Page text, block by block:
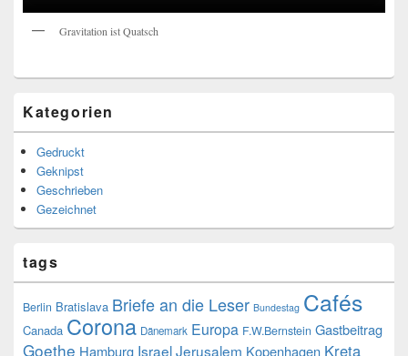
Gravitation ist Quatsch
Kategorien
Gedruckt
Geknipst
Geschrieben
Gezeichnet
tags
Berlin Bratislava Briefe an die Leser Bundestag Cafés
Canada Corona Dänemark Europa F.W.Bernstein Gastbeitrag
Goethe Hamburg IsraelJerusalem Kopenhagen Kreta